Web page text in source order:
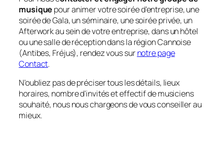
musique pour animer votre soirée d’entreprise, une
soirée de Gala, un séminaire, une soirée privée, un
Afterwork au sein de votre entreprise, dans un hôtel
ou une salle de réception dans la région Cannoise
(Antibes, Fréjus), rendez vous surnotre page
Contact.
N’oubliez pas de préciser tous les détails, lieux
horaires, nombre d’invités et effectif de musiciens
souhaité, nous nous chargeons de vous conseiller au
mieux.